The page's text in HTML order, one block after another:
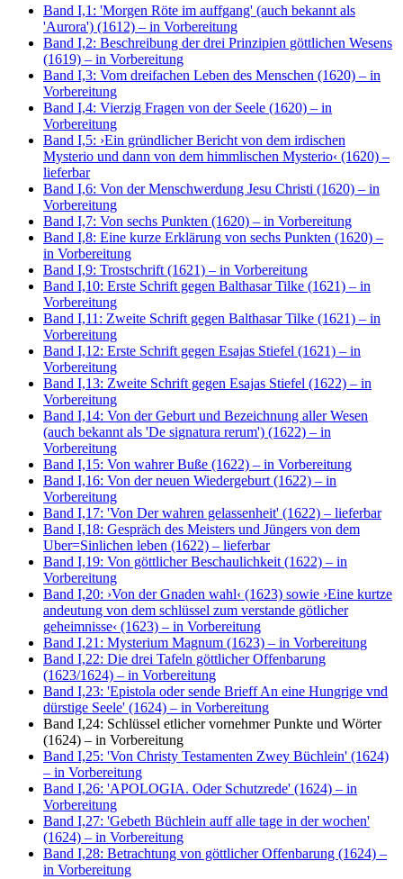
Band I,1: 'Morgen Röte im auffgang' (auch bekannt als
'Aurora') (1612) – in Vorbereitung
Band I,2: Beschreibung der drei Prinzipien göttlichen Wesens
(1619) – in Vorbereitung
Band I,3: Vom dreifachen Leben des Menschen (1620) – in
Vorbereitung
Band I,4: Vierzig Fragen von der Seele (1620) – in
Vorbereitung
Band I,5: ›Ein gründlicher Bericht von dem irdischen
Mysterio und dann von dem himmlischen Mysterio‹ (1620) –
lieferbar
Band I,6: Von der Menschwerdung Jesu Christi (1620) – in
Vorbereitung
Band I,7: Von sechs Punkten (1620) – in Vorbereitung
Band I,8: Eine kurze Erklärung von sechs Punkten (1620) –
in Vorbereitung
Band I,9: Trostschrift (1621) – in Vorbereitung
Band I,10: Erste Schrift gegen Balthasar Tilke (1621) – in
Vorbereitung
Band I,11: Zweite Schrift gegen Balthasar Tilke (1621) – in
Vorbereitung
Band I,12: Erste Schrift gegen Esajas Stiefel (1621) – in
Vorbereitung
Band I,13: Zweite Schrift gegen Esajas Stiefel (1622) – in
Vorbereitung
Band I,14: Von der Geburt und Bezeichnung aller Wesen
(auch bekannt als 'De signatura rerum') (1622) – in
Vorbereitung
Band I,15: Von wahrer Buße (1622) – in Vorbereitung
Band I,16: Von der neuen Wiedergeburt (1622) – in
Vorbereitung
Band I,17: 'Von Der wahren gelassenheit' (1622) – lieferbar
Band I,18: Gespräch des Meisters und Jüngers von dem
Uber=Sinlichen leben (1622) – lieferbar
Band I,19: Von göttlicher Beschaulichkeit (1622) – in
Vorbereitung
Band I,20: ›Von der Gnaden wahl‹ (1623) sowie ›Eine kurtze
andeutung von dem schlüssel zum verstande götlicher
geheimnisse‹ (1623) – in Vorbereitung
Band I,21: Mysterium Magnum (1623) – in Vorbereitung
Band I,22: Die drei Tafeln göttlicher Offenbarung
(1623/1624) – in Vorbereitung
Band I,23: 'Epistola oder sende Brieff An eine Hungrige vnd
dürstige Seele' (1624) – in Vorbereitung
Band I,24: Schlüssel etlicher vornehmer Punkte und Wörter
(1624) – in Vorbereitung
Band I,25: 'Von Christy Testamenten Zwey Büchlein' (1624)
– in Vorbereitung
Band I,26: 'APOLOGIA. Oder Schutzrede' (1624) – in
Vorbereitung
Band I,27: 'Gebeth Büchlein auff alle tage in der wochen'
(1624) – in Vorbereitung
Band I,28: Betrachtung von göttlicher Offenbarung (1624) –
in Vorbereitung